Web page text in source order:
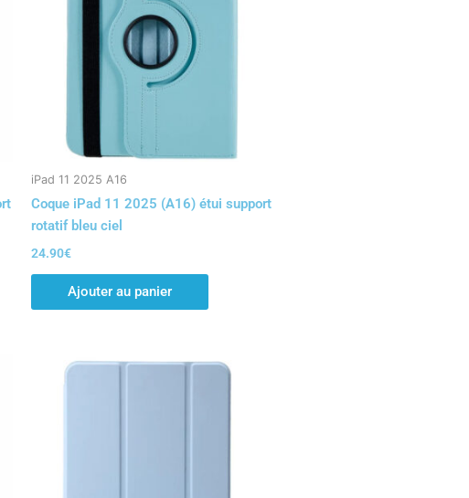
iPad 11 2025 A16
Coque iPad 11 2025 (A16) étui support
rotatif bleu ciel
24.90€
Ajouter au panier